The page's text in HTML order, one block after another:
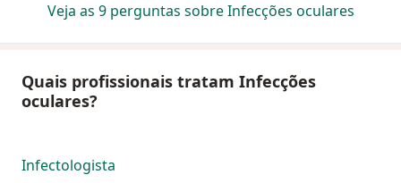
Veja as 9 perguntas sobre Infecções oculares
Quais profissionais tratam Infecções
oculares?
Infectologista